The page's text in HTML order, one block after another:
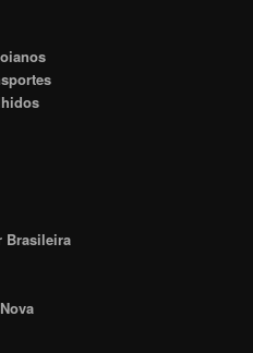
Brasileira